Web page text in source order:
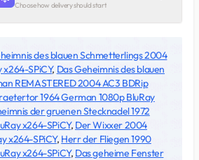
Choose how delivery should start
des blauen Schmetterlings 2004
SPiCY, Das Geheimnis des blauen
REMASTERED 2004 AC3 BDRip
1964 German 1080p BluRay
der gruenen Stecknadel 1972
x264-SPiCY, Der Wixxer 2004
x264-SPiCY, Herr der Fliegen 1990
x264-SPiCY, Das geheime Fenster